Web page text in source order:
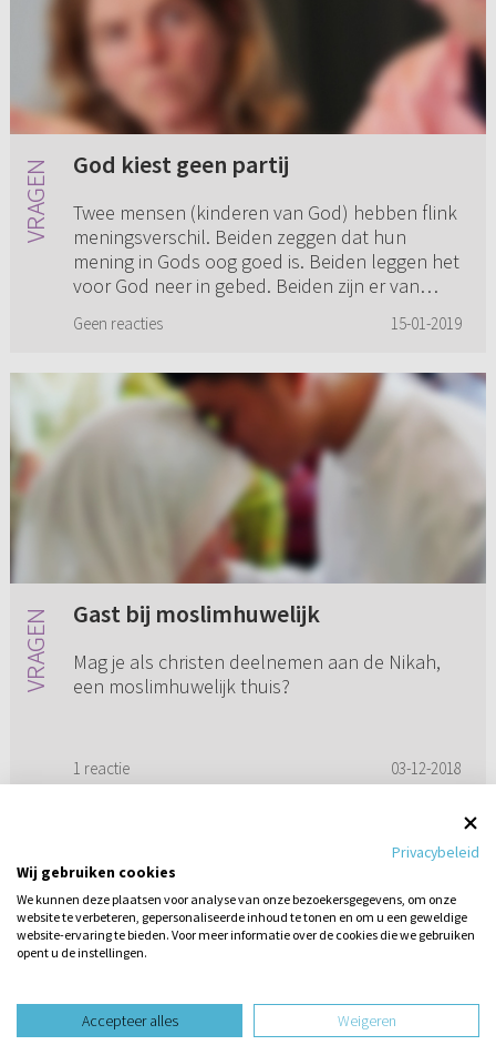
God kiest geen partij
Twee mensen (kinderen van God) hebben flink
meningsverschil. Beiden zeggen dat hun
mening in Gods oog goed is. Beiden leggen het
voor God neer in gebed. Beiden zijn er van
Geen reacties 15-01-2019
Gast bij moslimhuwelijk
Mag je als christen deelnemen aan de Nikah,
een moslimhuwelijk thuis?
1 reactie 03-12-2018
1 2
design website dooreen vraag
Privacybeleid
Wij gebruiken cookies
We kunnen deze plaatsen voor analyse van onze bezoekersgegevens, om onze
website te verbeteren, gepersonaliseerde inhoud te tonen en om u een geweldige
website-ervaring te bieden. Voor meer informatie over de cookies die we gebruiken
opent u de instellingen.
Accepteer alles Weigeren